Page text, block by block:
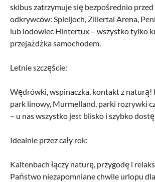
skibus zatrzymuje się bezpośrednio
odkrywców: Spieljoch, Zillertal Arena,
lub lodowiec Hintertux – wszystko tylko
przejażdżka samochodem.
Letnie szczęście:
Wędrówki, wspinaczka, kontakt z naturą!
park linowy, Murmelland, parki rozrywki
– u nas wszystko jest blisko i szybko
Idealnie przez cały rok:
Kaltenbach łączy naturę, przygodę i
Państwo niezapomniane chwile urlopu dla